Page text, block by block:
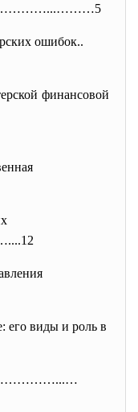
5
ошибок..
финансовой
виды и роль в